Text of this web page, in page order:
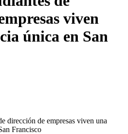
viven
única en San
dirección de empresas viven una
Francisco